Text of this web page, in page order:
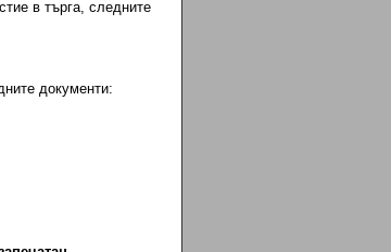
в търга, следните
документи: